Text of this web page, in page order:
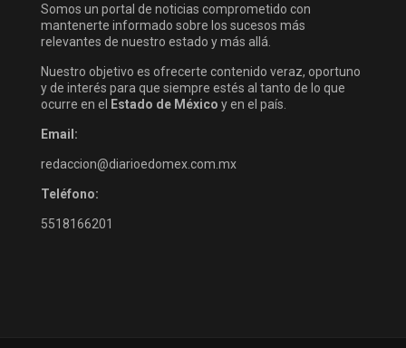
Somos un portal de noticias comprometido con
mantenerte informado sobre los sucesos más
relevantes de nuestro estado y más allá.
Nuestro objetivo es ofrecerte contenido veraz, oportuno
y de interés para que siempre estés al tanto de lo que
ocurre en el
Estado de México y en el país.
Email:
redaccion@diarioedomex.com.mx
Teléfono:
5518166201